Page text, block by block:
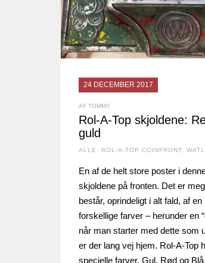
24 DECEMBER 2017
AF TOMMY
Rol-A-Top skjoldene:
guld
ALLE ROL-A-TOP COINFRONT
En af de helt store poster i
skjoldene på fronten. Det er
består, oprindeligt i alt fald, af
forskellige farver – herunder en
når man starter med dette som
er der lang vej hjem. Rol-A-Top
specielle farver. Gul, Rød og